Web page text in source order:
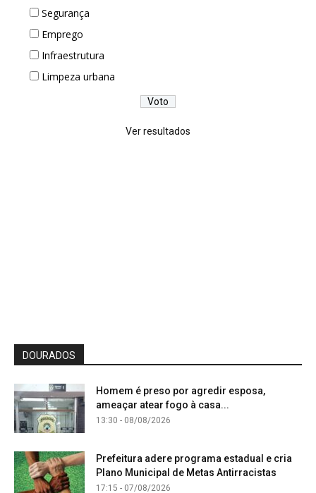
Segurança
Emprego
Infraestrutura
Limpeza urbana
Ver resultados
DOURADOS
Homem é preso por agredir esposa,
ameaçar atear fogo à casa...
13:30 - 08/08/2026
Prefeitura adere programa estadual e cria
Plano Municipal de Metas Antirracistas
17:15 - 07/08/2026